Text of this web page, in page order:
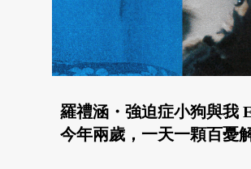
羅禮涵・強迫症小狗與我
今年兩歲，一天一顆百憂